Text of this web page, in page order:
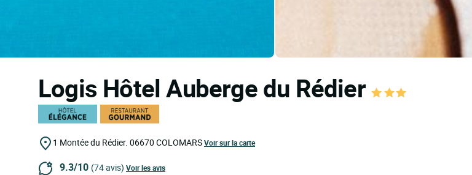
Logis Hôtel Auberge du Rédier
1 Montée du Rédier. 06670 COLOMARSVoir sur la carte
9.3/10 (74 avis) Voir les avis